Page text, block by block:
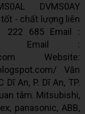
DVMS0AY
tốt - chất lượng liên
222 685 Email :
Email :
Website:
Văn
An, P. Dĩ An, TP.
tâm. Mitsubishi,
panasonic, ABB,